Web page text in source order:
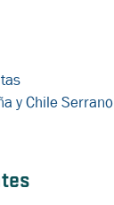
y Chile Serrano